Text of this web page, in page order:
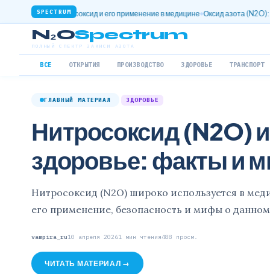
SPECTRUM
и его применение в медицине Оксид азота (N2O): полезные
N₂OSpectrum
ПОЛНЫЙ СПЕКТР ЗАКИСИ АЗОТА
ВСЕ ОТКРЫТИЯ ПРОИЗВОДСТВО ЗДОРОВЬЕ ТРАНСПОРТ
ГЛАВНЫЙ МАТЕРИАЛ ЗДОРОВЬЕ
Нитросоксид (N2O)
здоровье: факты и
Нитросоксид (N2O) широко используется в
его применение, безопасность и мифы о
vampira_ru10 апреля 20261 мин чтения488 просм.
ЧИТАТЬ МАТЕРИАЛ →